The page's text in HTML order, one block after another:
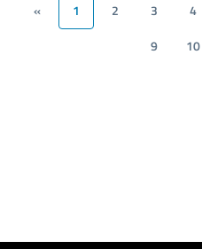
« 1 2 3 4
9
10